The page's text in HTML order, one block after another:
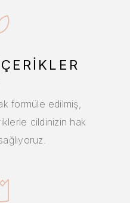
formüle edilmiş,
cildinizin hak